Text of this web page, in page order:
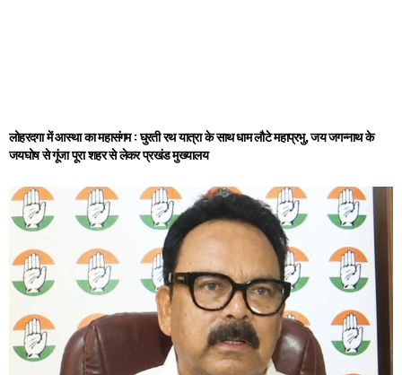
लोहरदगा में आस्था का महासंगम : घुरती रथ यात्रा के साथ धाम लौटे महाप्रभु, जय जगन्नाथ के
जयघोष से गूंजा पूरा शहर से लेकर प्रखंड मुख्यालय